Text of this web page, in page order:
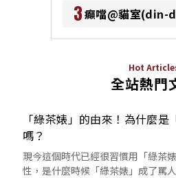
3癲噹@貓室(din-
Hot
全站熱門
「綠茶婊」的由來！為什麼
嗎？
現今這個時代已經很習慣用「綠茶
性，是什麼時候「綠茶婊」成了罵